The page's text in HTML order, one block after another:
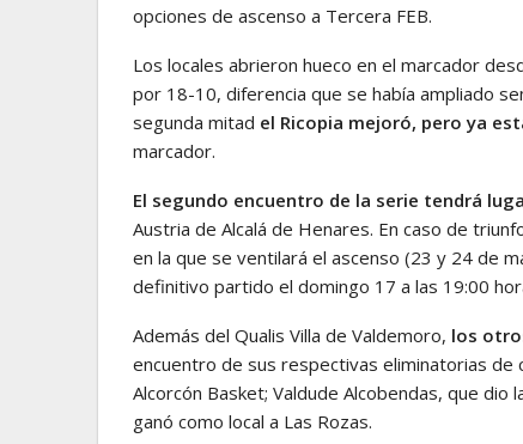
opciones de ascenso a Tercera FEB.
Los locales abrieron hueco en el marcador
por 18-10, diferencia que se había ampliado
segunda mitad el Ricopia mejoró, pero ya
marcador.
El segundo encuentro de la serie tendrá
Austria de Alcalá de Henares. En caso de
en la que se ventilará el ascenso (23 y 24 de
definitivo partido el domingo 17 a las 19:00
Además del Qualis Villa de Valdemoro, los
encuentro de sus respectivas eliminatorias de
Alcorcón Basket; Valdude Alcobendas, que
ganó como local a Las Rozas.